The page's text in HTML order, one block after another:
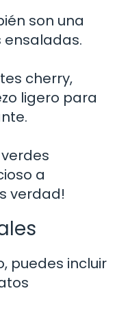
son una
ensaladas.
cherry,
ligero para
a
verdad!
puedes incluir